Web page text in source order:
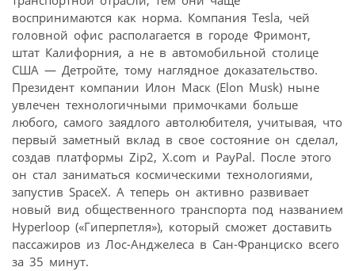
воспринимаются как норма. Компания Tesla, чей
головной офис располагается в городе Фримонт,
штат Калифорния, а не в автомобильной столице
США — Детройте, тому наглядное доказательство.
Президент компании Илон Маск (Elon Musk) ныне
увлечен технологичными примочками больше
любого, самого заядлого автолюбителя, учитывая, что
первый заметный вклад в свое состояние он сделал,
создав платформы Zip2, X.com и PayPal. После этого
он стал заниматься космическими технологиями,
запустив SpaceX. А теперь он активно развивает
новый вид общественного транспорта под названием
Hyperloop («Гиперпетля»), который сможет доставить
пассажиров из Лос-Анджелеса в Сан-Франциско всего
за 35 минут.